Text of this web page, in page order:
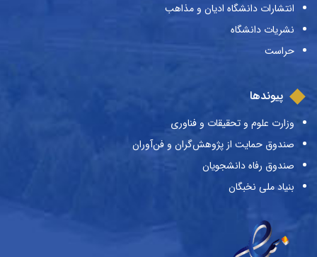
انتشارات دانشگاه ادیان و مذاهب
نشریات دانشگاه
حراست
پیوندها
وزارت علوم و تحقیقات و فناوری
صندوق حمایت از پژوهش‌گران و فن‌آوران
صندوق رفاه دانشجویان
بنیاد ملی نخبگان